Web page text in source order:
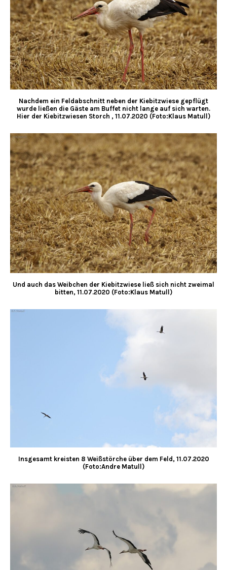
Nachdem ein Feldabschnitt neben der Kiebitzwiese gepflügt
wurde ließen die Gäste am Buffet nicht lange auf sich warten.
Hier der Kiebitzwiesen Storch , 11.07.2020 (Foto:Klaus Matull)
Und auch das Weibchen der Kiebitzwiese ließ sich nicht zweimal
bitten, 11.07.2020 (Foto:Klaus Matull)
Insgesamt kreisten 8 Weißstörche über dem Feld, 11.07.2020
(Foto:Andre Matull)